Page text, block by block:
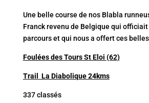
Une belle course de nos Blabla
Franck revenu de Belgique qui
parcours et qui nous a offert ces
Foulées des Tours St Eloi (62)
Trail La Diabolique 24kms
337 classés